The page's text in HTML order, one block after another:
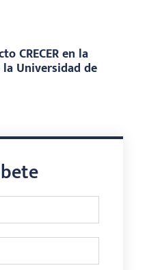
CRECER en la
Universidad de